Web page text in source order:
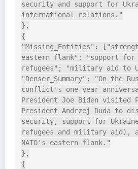
security and support for
international relations."
},
{
"Missing_Entities":
eastern flank"; "support for
refugees"; "military aid to
"Denser_Summary": "On the
conflict's one-year
President Joe Biden visited
President Andrzej Duda to
security, support for
refugees and military aid),
NATO's eastern flank."
},
{